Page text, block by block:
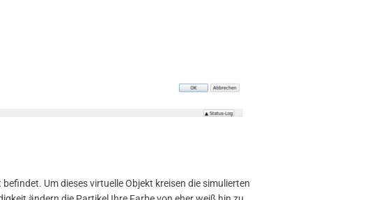
Um dieses virtuelle Objekt kreisen die simulierten